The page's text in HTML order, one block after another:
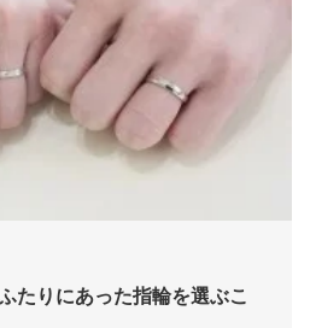
たりにあった指輪を選ぶこ